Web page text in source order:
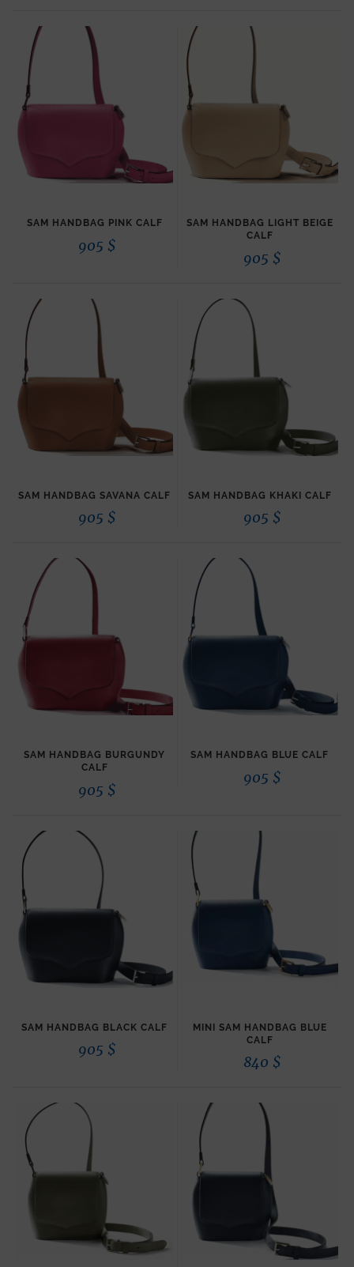
SAM HANDBAG PINK CALF
905 $
SAM HANDBAG LIGHT BEIGE
CALF
905 $
SAM HANDBAG SAVANA CALF
905 $
SAM HANDBAG KHAKI CALF
905 $
SAM HANDBAG BURGUNDY
CALF
905 $
SAM HANDBAG BLUE CALF
905 $
SAM HANDBAG BLACK CALF
905 $
MINI SAM HANDBAG BLUE
CALF
840 $